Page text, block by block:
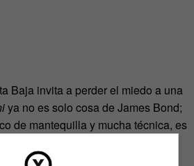
Baja invita a perder el miedo a una
ya no es solo cosa de James Bond;
de mantequilla y mucha técnica, es